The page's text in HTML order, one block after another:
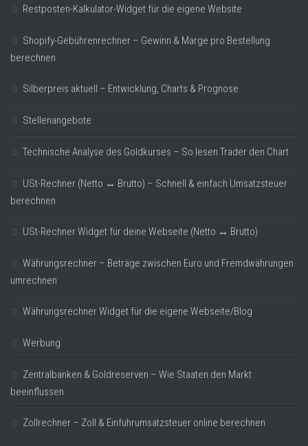
Restposten-Kalkulator-Widget für die eigene Website
Shopify-Gebührenrechner – Gewinn & Marge pro Bestellung
berechnen
Silberpreis aktuell – Entwicklung, Charts & Prognose
Stellenangebote
Technische Analyse des Goldkurses – So lesen Trader den Chart
USt-Rechner (Netto ↔ Brutto) – Schnell & einfach Umsatzsteuer
berechnen
USt-Rechner Widget für deine Webseite (Netto ↔ Brutto)
Währungsrechner – Beträge zwischen Euro und Fremdwährungen
umrechnen
Währungsrechner Widget für die eigene Webseite/Blog
Werbung
Zentralbanken & Goldreserven – Wie Staaten den Markt
beeinflussen
Zollrechner – Zoll & Einfuhrumsatzsteuer online berechnen